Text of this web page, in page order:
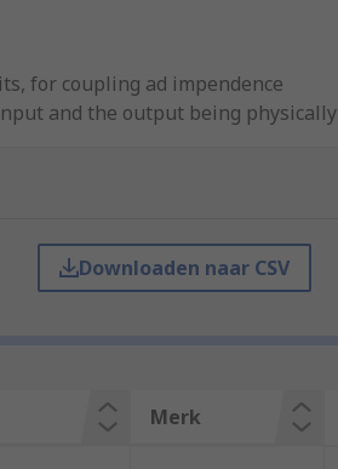
for coupling ad impendence
and the output being physically
Downloaden naar CSV
Merk